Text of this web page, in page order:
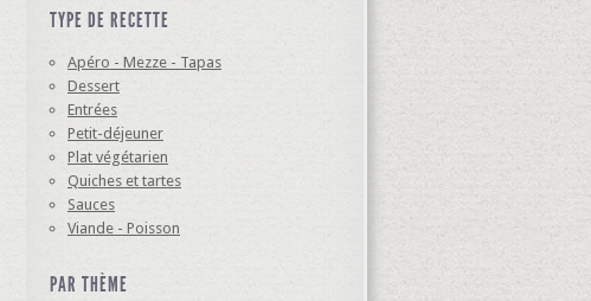
TYPE DE RECETTE
Apéro - Mezze - Tapas
Dessert
Entrées
Petit-déjeuner
Plat végétarien
Quiches et tartes
Sauces
Viande - Poisson
PAR THÈME